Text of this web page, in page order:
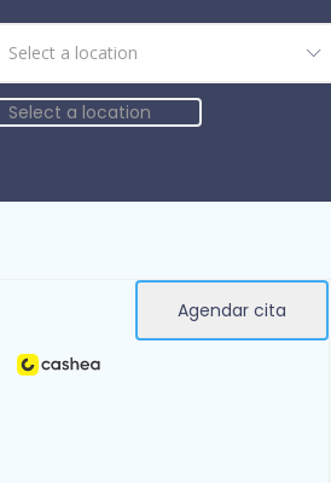
Select a location
Agendar cita